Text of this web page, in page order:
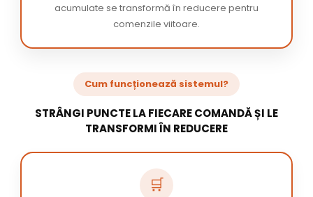
acumulate se transformă în reducere pentru
comenzile viitoare.
Cum funcționează sistemul?
STRÂNGI PUNCTE LA FIECARE COMANDĂ ȘI LE
TRANSFORMI ÎN REDUCERE
🛒